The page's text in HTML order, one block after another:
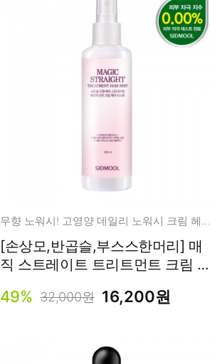
무향 노워시! 고영양 데일리 노워시 크림 헤어 미스트
[손상모,반곱슬,부스스한머리] 매
직 스트레이트 트리트먼트 크림 헤
49% 32,000원 16,200원